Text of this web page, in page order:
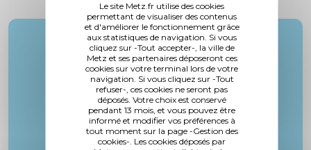
Le site Metz.fr utilise des cookies
permettant de visualiser des contenus
et d'améliorer le fonctionnement grâce
aux statistiques de navigation. Si vous
cliquez sur -Tout accepter-, la ville de
Metz et ses partenaires déposeront ces
cookies sur votre terminal lors de votre
navigation. Si vous cliquez sur -Tout
refuser-, ces cookies ne seront pas
déposés. Votre choix est conservé
pendant 13 mois, et vous pouvez être
informé et modifier vos préférences à
tout moment sur la page -Gestion des
cookies-. Les cookies déposés par
Rapporteur :
M. Krausener